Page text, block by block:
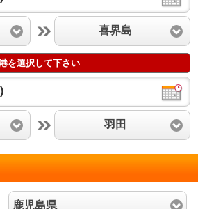
喜界島
を選択して下さい
羽田
鹿児島県